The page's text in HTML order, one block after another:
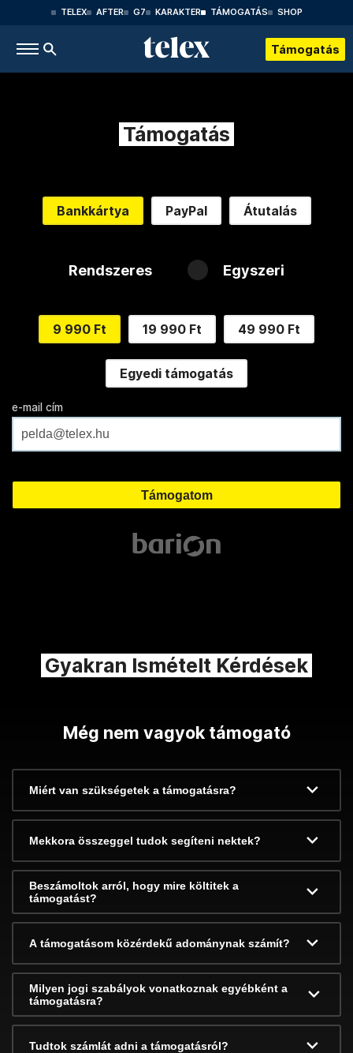
TELEX AFTER G7 KARAKTER TÁMOGATÁS SHOP
Támogatás
Támogatás
Bankkártya PayPal Átutalás
Rendszeres Egyszeri
9 990 Ft 19 990 Ft 49 990 Ft
Egyedi támogatás
e-mail cím
Gyakran Ismételt Kérdések
Még nem vagyok támogató
Miért van szükségetek a támogatásra?
Mekkora összeggel tudok segíteni nektek?
Beszámoltok arról, hogy mire költitek a
támogatást?
A támogatásom közérdekű adománynak számít?
Milyen jogi szabályok vonatkoznak egyébként a
támogatásra?
Tudtok számlát adni a támogatásról?